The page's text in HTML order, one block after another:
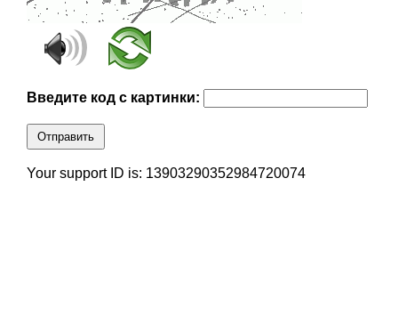
Введите код с картинки:
Отправить
Your support ID is: 13903290352984720074